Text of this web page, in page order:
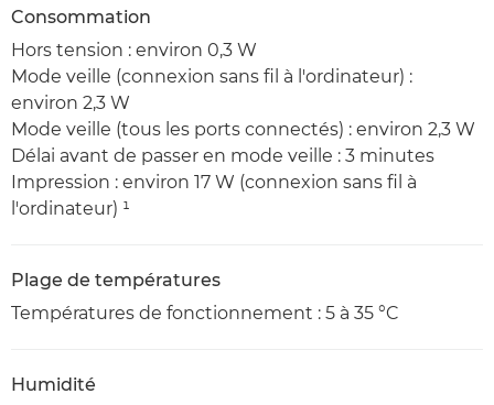
Consommation
Hors tension : environ 0,3 W
Mode veille (connexion sans fil à l'ordinateur) :
environ 2,3 W
Mode veille (tous les ports connectés) : environ 2,3 W
Délai avant de passer en mode veille : 3 minutes
Impression : environ 17 W (connexion sans fil à
l'ordinateur) ¹
Plage de températures
Températures de fonctionnement : 5 à 35 °C
Humidité